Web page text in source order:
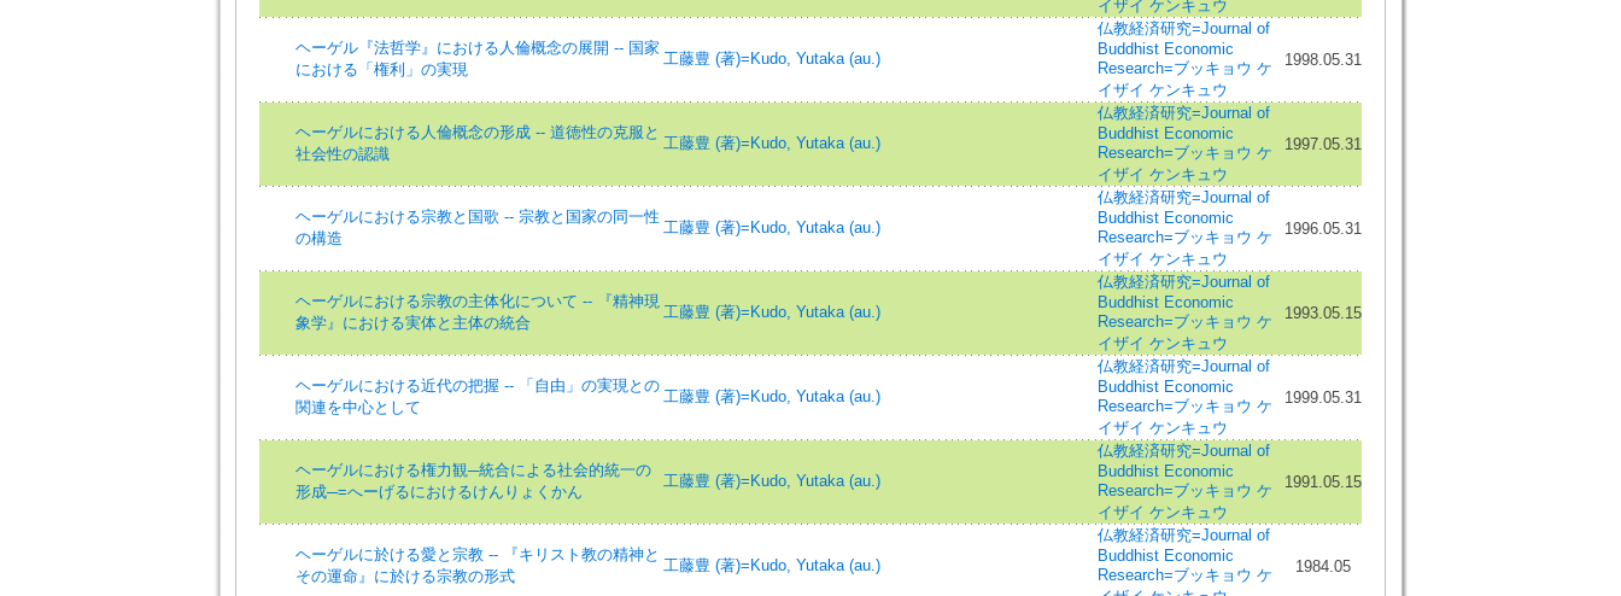
イザイ ケンキュウ
ヘーゲル『法哲学』における人倫概念の展開 -- 国家
における「権利」の実現
工藤豊 (著)=Kudo, Yutaka (au.)
仏教経済研究=Journal of
Buddhist Economic
Research=ブッキョウ ケ
イザイ ケンキュウ
1998.05.31
ヘーゲルにおける人倫概念の形成 -- 道徳性の克服と
社会性の認識
工藤豊 (著)=Kudo, Yutaka (au.)
仏教経済研究=Journal of
Buddhist Economic
Research=ブッキョウ ケ
イザイ ケンキュウ
1997.05.31
ヘーゲルにおける宗教と国歌 -- 宗教と国家の同一性
の構造
工藤豊 (著)=Kudo, Yutaka (au.)
仏教経済研究=Journal of
Buddhist Economic
Research=ブッキョウ ケ
イザイ ケンキュウ
1996.05.31
ヘーゲルにおける宗教の主体化について -- 『精神現
象学』における実体と主体の統合
工藤豊 (著)=Kudo, Yutaka (au.)
仏教経済研究=Journal of
Buddhist Economic
Research=ブッキョウ ケ
イザイ ケンキュウ
1993.05.15
ヘーゲルにおける近代の把握 -- 「自由」の実現との
関連を中心として
工藤豊 (著)=Kudo, Yutaka (au.)
仏教経済研究=Journal of
Buddhist Economic
Research=ブッキョウ ケ
イザイ ケンキュウ
1999.05.31
ヘーゲルにおける権力観─統合による社会的統一の
形成─=へーげるにおけるけんりょくかん
工藤豊 (著)=Kudo, Yutaka (au.)
仏教経済研究=Journal of
Buddhist Economic
Research=ブッキョウ ケ
イザイ ケンキュウ
1991.05.15
ヘーゲルに於ける愛と宗教 -- 『キリスト教の精神と
その運命』に於ける宗教の形式
工藤豊 (著)=Kudo, Yutaka (au.)
仏教経済研究=Journal of
Buddhist Economic
Research=ブッキョウ ケ
1984.05